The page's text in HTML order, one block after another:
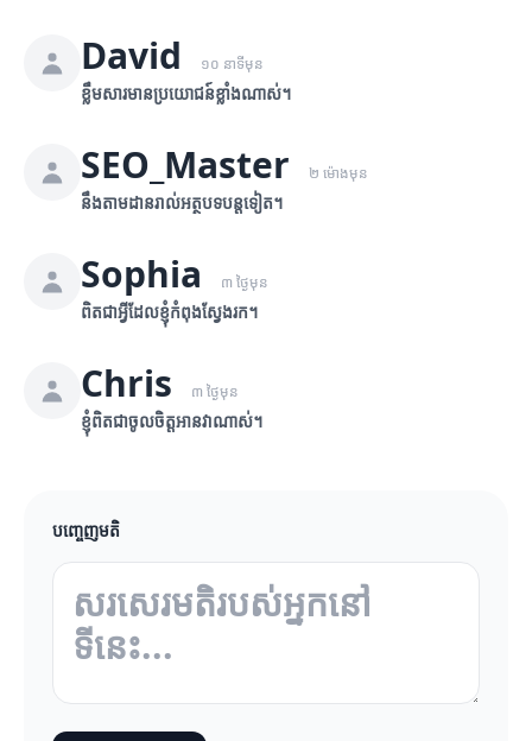
David ១០ នាទីមុន
ខ្លឹមសារមានប្រយោជន៍ខ្លាំងណាស់។
SEO_Master ២ ម៉ោងមុន
នឹងតាមដានរាល់អត្ថបទបន្តទៀត។
Sophia ៣ ថ្ងៃមុន
ពិតជាអ្វីដែលខ្ញុំកំពុងស្វែងរក។
Chris ៣ ថ្ងៃមុន
ខ្ញុំពិតជាចូលចិត្តអានវាណាស់។
បញ្ចេញមតិ